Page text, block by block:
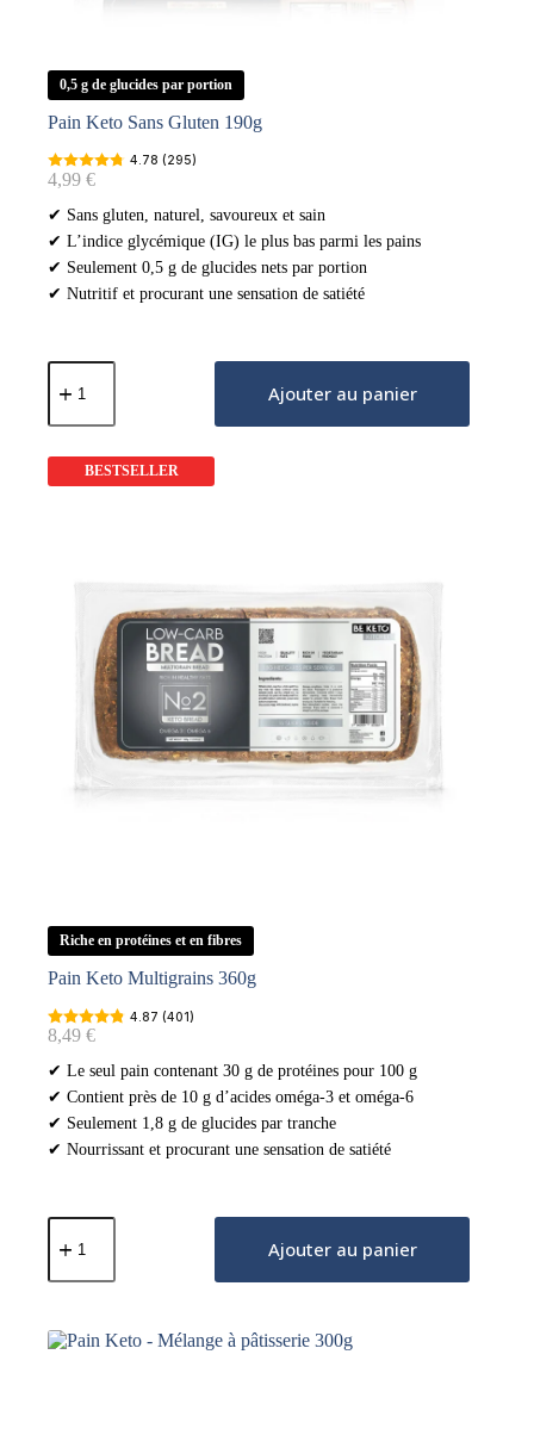
0,5 g de glucides par portion
Pain Keto Sans Gluten 190g
4.78 (295)
4,99 €
✔ Sans gluten, naturel, savoureux et sain
✔ L’indice glycémique (IG) le plus bas parmi les pains
✔ Seulement 0,5 g de glucides nets par portion
✔ Nutritif et procurant une sensation de satiété
quantité
de
Keto
Gluten
190g
Ajouter au panier
Riche en protéines et en fibres
BESTSELLER
Pain Keto Multigrains 360g
4.87 (401)
8,49 €
✔ Le seul pain contenant 30 g de protéines pour 100 g
✔ Contient près de 10 g d’acides oméga-3 et oméga-6
✔ Seulement 1,8 g de glucides par tranche
✔ Nourrissant et procurant une sensation de satiété
quantité
de
Keto
360g
Ajouter au panier